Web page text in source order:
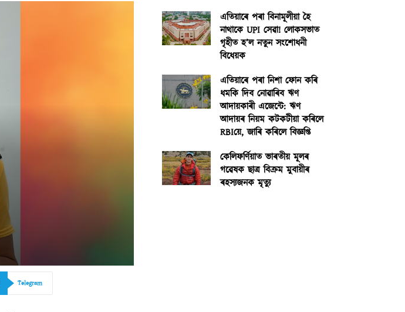
Telegram
এতিয়াৰে পৰা বিনামূলীয়া হৈ
নাথাকে UPI সেৱা! লোকসভাত
গৃহীত হ’ল নতুন সংশোধনী
বিধেয়ক
এতিয়াৰে পৰা নিশা ফোন কৰি
ধমকি দিব নোৱাৰিব ঋণ
আদায়কাৰী এজেন্টে: ঋণ
আদায়ৰ নিয়ম কটকটীয়া কৰিলে
RBIয়ে, জাৰি কৰিলে বিজ্ঞপ্তি
কেলিফৰ্ণিয়াত ভাৰতীয় মূলৰ
গৱেষক ছাত্ৰ বিক্ৰম মুবায়ীৰ
ৰহস্যজনক মৃত্যু